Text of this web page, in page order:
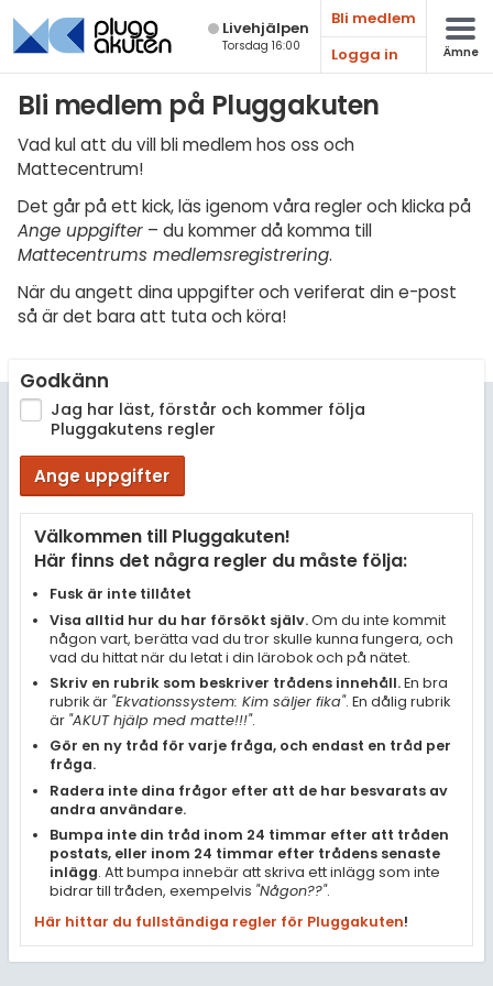
Live­hjälpen
Torsdag 16:00
Bli medlem
Logga in
Ämne
Bli medlem på Pluggakuten
Vad kul att du vill bli medlem hos oss och
Mattecentrum!
Det går på ett kick, läs igenom våra regler och klicka på
Ange uppgifter – du kommer då komma till
Mattecentrums medlemsregistrering.
När du angett dina uppgifter och veriferat din e-post
så är det bara att tuta och köra!
Godkänn
Jag har läst, förstår och kommer följa
Pluggakutens regler
Ange uppgifter
Välkommen till Pluggakuten!
Här finns det några regler du måste följa:
Fusk är inte tillåtet
Visa alltid hur du har försökt själv.Om du inte kommit
någon vart, berätta vad du tror skulle kunna fungera, och
vad du hittat när du letat i din lärobok och på nätet.
Skriv en rubrik som beskriver trådens innehåll.En bra
rubrik är "Ekvationssystem: Kim säljer fika". En dålig rubrik
är "AKUT hjälp med matte!!!".
Gör en ny tråd för varje fråga, och endast en tråd per
fråga.
Radera inte dina frågor efter att de har besvarats av
andra användare.
Bumpa inte din tråd inom 24 timmar efter att tråden
postats, eller inom 24 timmar efter trådens senaste
inlägg. Att bumpa innebär att skriva ett inlägg som inte
bidrar till tråden, exempelvis "Någon??".
Här hittar du fullständiga regler för Pluggakuten!
Matematik
Fysik
Biologi
Teknik & Bygg
Programmering
Engelska
Ekonomi
Övriga diskussioner
Livehjälpen
Regler
För lärare
7 inloggade
Om Pluggakuten